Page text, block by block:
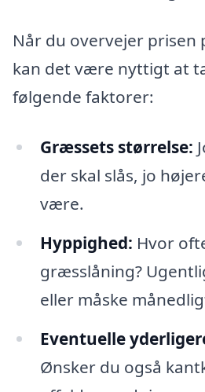
Når du overvejer prisen
kan det være nyttigt at
følgende faktorer:
Græssets størrelse:
der skal slås, jo
være.
Hyppighed: Hvor
græsslåning?
eller måske
Eventuelle
Ønsker du også